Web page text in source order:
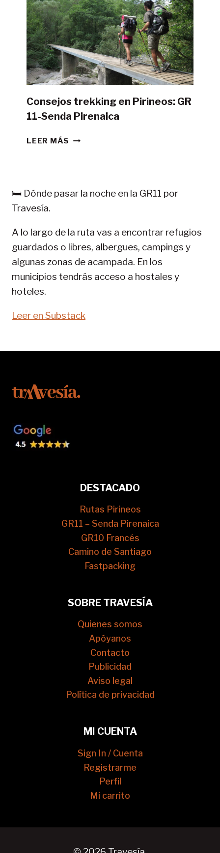
GR11
CON
TIENDA
DE
CAMPAÑA?
Consejos trekking en Pirineos: GR
11-Senda Pirenaica
LEER MÁS CONSEJOS
11-
🛏️ Dónde pasar la noche en la GR11 por
Travesía.
A lo largo de la ruta vas a encontrar refugios
guardados o libres, albergues, campings y
algunas zonas de acampada. En los
municipios tendrás acceso a hostales y
hoteles.
Leer en Substack
DESTACADO
Rutas Pirineos
GR11 – Senda Pirenaica
GR10 Francés
Camino de Santiago
Fastpacking
SOBRE TRAVESÍA
Quienes somos
Apóyanos
Contacto
Publicidad
Aviso legal
Política de privacidad
MI CUENTA
Sign In / Cuenta
Registrarme
Perfil
Mi carrito